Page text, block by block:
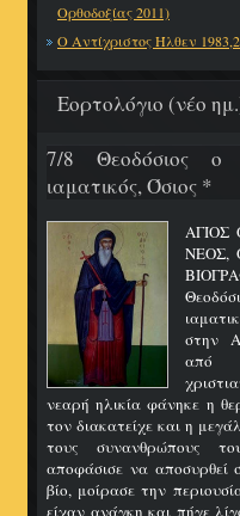
Ορθοδοξίας 2011)
Ο Αντίχριστος Ήλθεν
Εορτολόγιο (νέο
7/8 Θεοδόσιος ο
ιαματικός, Όσιος *
ΑΓΙΟΣ
στην
από
νεαρή ηλικία φάνηκε η
τον διακατείχε και η
τους
αποφάσισε να αποσυρθεί
βίο, μοίρασε την
είχαν ανάγκη και πήγε